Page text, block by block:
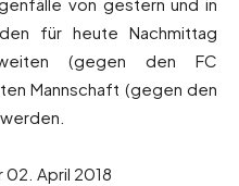
von gestern und in
für heute Nachmittag
(gegen den FC
Mannschaft (gegen den
02. April 2018